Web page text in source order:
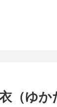
（ゆ